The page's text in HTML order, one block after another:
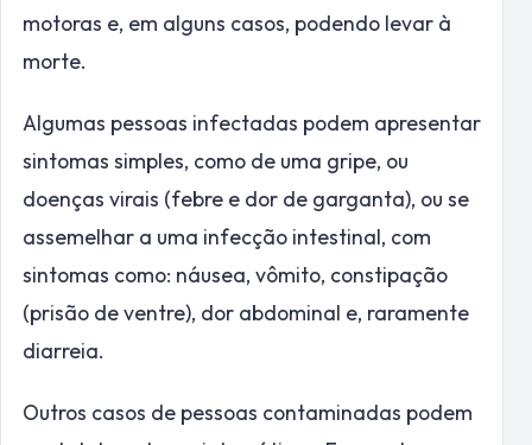
motoras e, em alguns casos, podendo levar à
morte.
Algumas pessoas infectadas podem apresentar
sintomas simples, como de uma gripe, ou
doenças virais (febre e dor de garganta), ou se
assemelhar a uma infecção intestinal, com
sintomas como: náusea, vômito, constipação
(prisão de ventre), dor abdominal e, raramente
diarreia.
Outros casos de pessoas contaminadas podem